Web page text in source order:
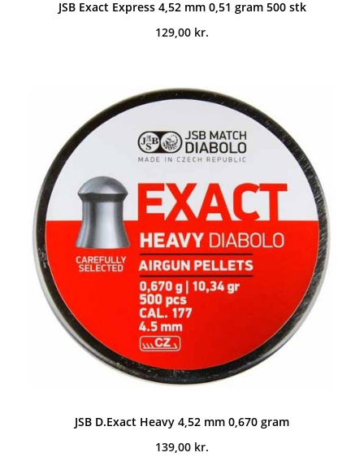
JSB Exact Express 4,52 mm 0,51 gram 500 stk
129,00 kr.
JSB D.Exact Heavy 4,52 mm 0,670 gram
139,00 kr.